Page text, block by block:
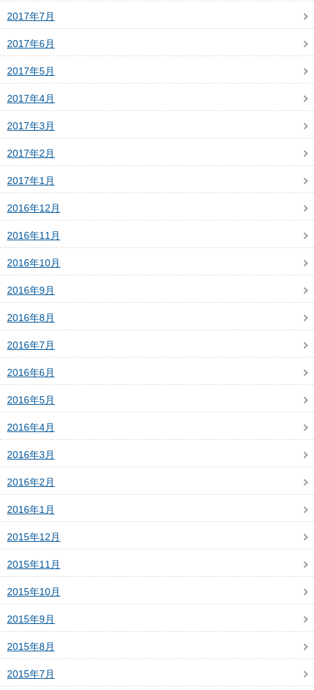
2017年7月
2017年6月
2017年5月
2017年4月
2017年3月
2017年2月
2017年1月
2016年12月
2016年11月
2016年10月
2016年9月
2016年8月
2016年7月
2016年6月
2016年5月
2016年4月
2016年3月
2016年2月
2016年1月
2015年12月
2015年11月
2015年10月
2015年9月
2015年8月
2015年7月